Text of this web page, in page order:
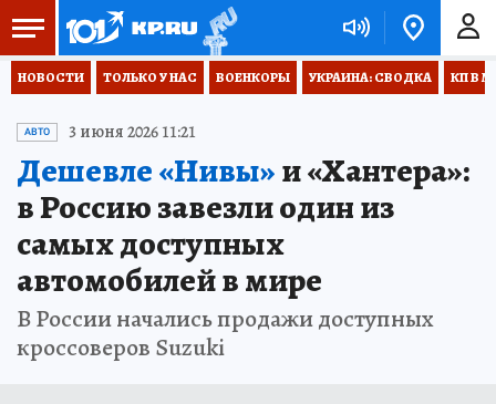
НОВОСТИ ТОЛЬКО У НАС ВОЕНКОРЫ УКРАИНА: СВОДКА КП В
АВТО 3 июня 2026 11:21
Дешевле «Нивы»и «Хантера»:
в Россию завезли один из
самых доступных
автомобилей в мире
В России начались продажи доступных
кроссоверов Suzuki